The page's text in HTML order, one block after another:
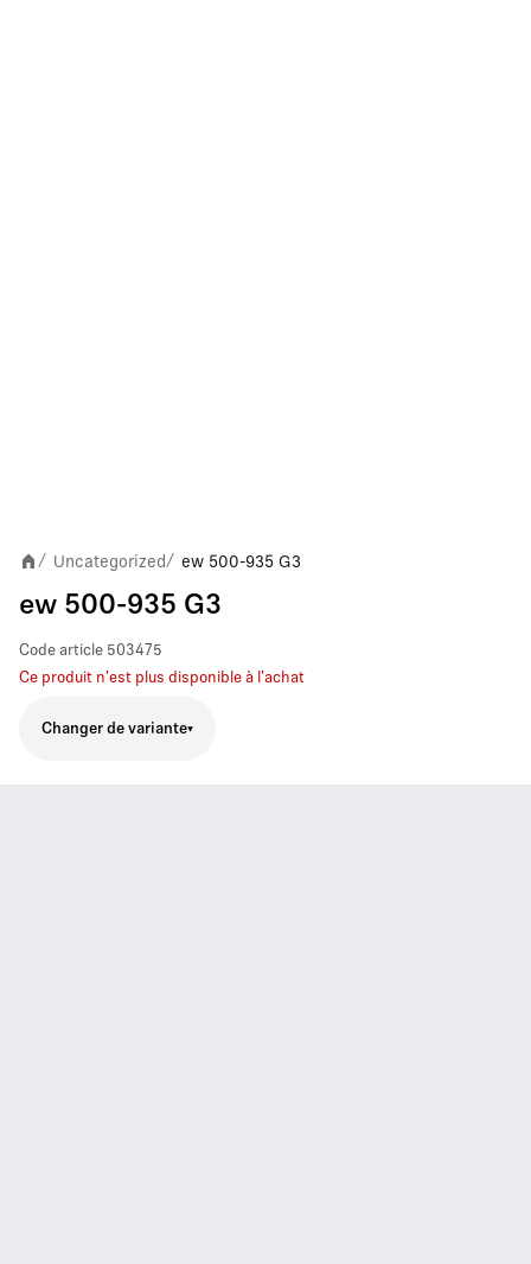
/ Uncategorized / ew 500-935 G3
ew 500-935 G3
Code article 503475
Ce produit n'est plus disponible à l'achat
Changer de variante